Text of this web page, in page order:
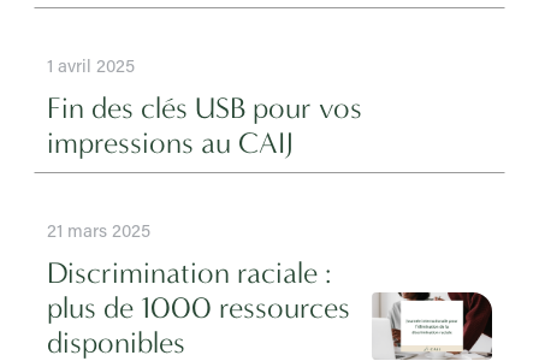
1 avril 2025
Fin des clés USB pour vos
impressions au CAIJ
21 mars 2025
Discrimination raciale :
plus de 1000 ressources
disponibles